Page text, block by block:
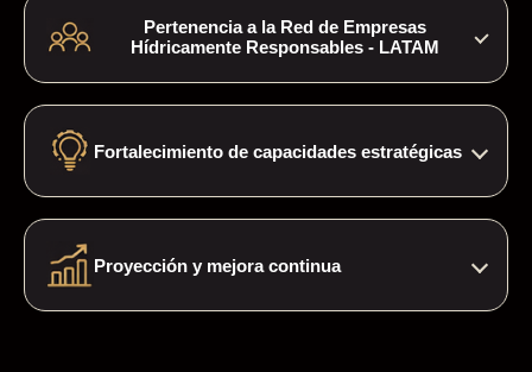
marca que acreditan liderazgo empresarial en
gestión sostenible del agua.
Pertenencia a la Red de Empresas
Hídricamente Responsables - LATAM
para colaboración, aprendizaje e intercambio de
buenas prácticas.
Fortalecimiento de capacidades estratégicas
pares y acceso a recursos técnicos aplicables a la
gestión corporativa del agua.
Proyección y mejora continua